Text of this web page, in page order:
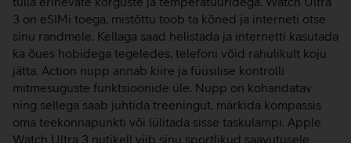
3 on eSIMi toega, mistõttu toob ta kõned ja interneti otse
sinu randmele. Kellaga saad helistada ja internetti kasutada
ka õues hobidega tegeledes, telefoni võid rahulikult koju
jätta. Action nupp annab kiire ja füüsilise kontrolli
mitmesuguste funktsioonide üle. Nupp on kohandatav
ning sellega saab juhtida treeningut, märkida kompassis
oma teekonnapunkti või lülitada sisse taskulampi. Apple
Watch Ultra 3 nutikell viib sinu sportlikud saavutusele